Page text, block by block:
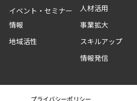
イベント・セミナー
情報
地域活性
人材活用
事業拡大
スキルアップ
情報発信
プライバシーポリシー